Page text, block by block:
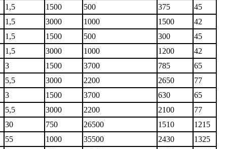
1,5
1500 500 375
45
1,5
3000 1000 1500
42
1,5
1500 500 300
45
1,5
3000 1000 1200
42
3
1500 3700 785
65
5,5
3000 2200 2650
77
3
1500 3700 630
65
5,5
3000 2200 2100
77
30
750 26500 1510
1215
55
1000 35500 2430
1325